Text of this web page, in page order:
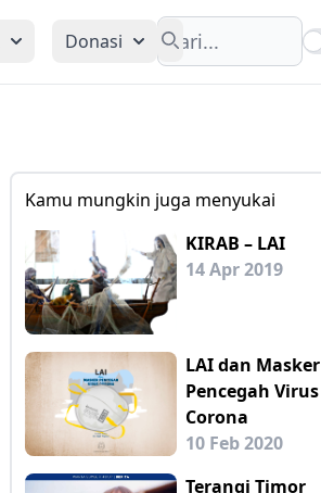
Donasi
Search
Kamu mungkin juga menyukai
KIRAB – LAI
14 Apr 2019
LAI dan Masker
Pencegah Virus
Corona
10 Feb 2020
Terangi Timor